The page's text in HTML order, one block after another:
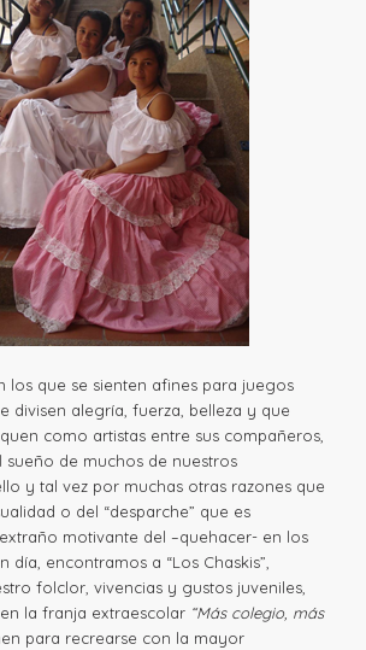
los que se sienten afines para juegos
divisen alegría, fuerza, belleza y que
como artistas entre sus compañeros,
sueño de muchos de nuestros
y tal vez por muchas otras razones que
o del “desparche” que es
motivante del –quehacer- en los
día, encontramos a “Los Chaskis”,
folclor, vivencias y gustos juveniles,
la franja extraescolar “Más colegio, más
para recrearse con la mayor